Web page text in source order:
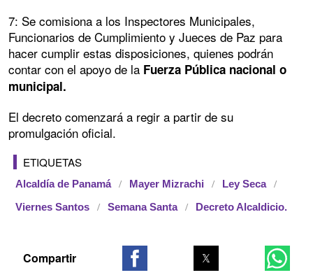
7: Se comisiona a los Inspectores Municipales,
Funcionarios de Cumplimiento y Jueces de Paz para
hacer cumplir estas disposiciones, quienes podrán
contar con el apoyo de la Fuerza Pública nacional o
municipal.
El decreto comenzará a regir a partir de su
promulgación oficial.
ETIQUETAS
Alcaldía de Panamá Mayer Mizrachi Ley Seca
Viernes Santos Semana Santa Decreto Alcaldicio.